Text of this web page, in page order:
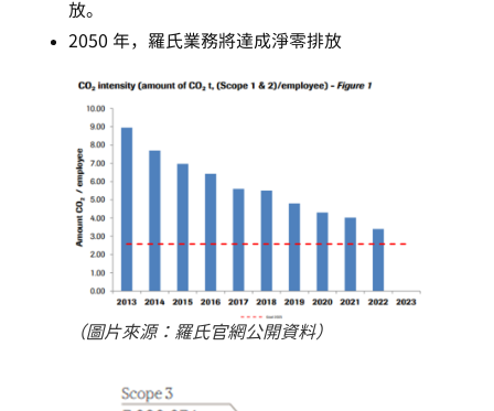
放。
2050 年，羅氏業務將達成淨零排放
（圖片來源：羅氏官網公開資料）